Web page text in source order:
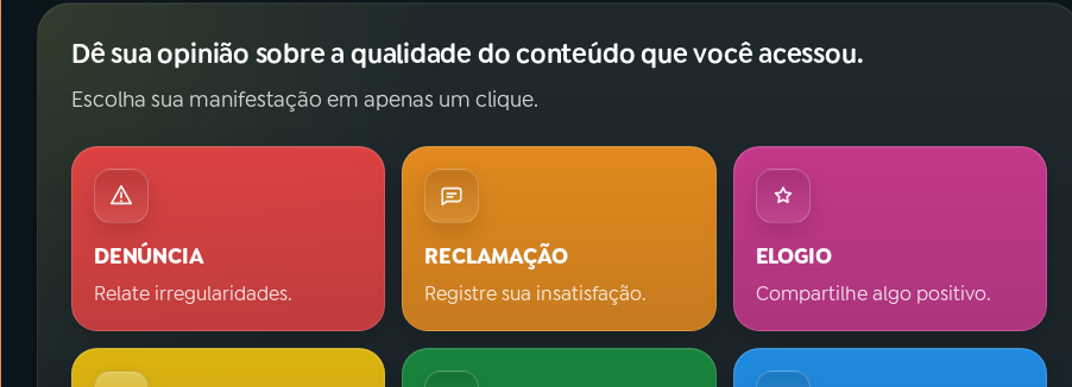
Dê sua opinião sobre a qualidade do conteúdo que você acessou.
Escolha sua manifestação em apenas um clique.
DENÚNCIA
Relate irregularidades.
RECLAMAÇÃO
Registre sua insatisfação.
ELOGIO
Compartilhe algo positivo.